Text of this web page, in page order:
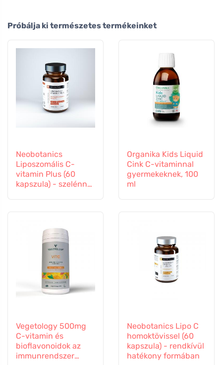
Próbálja ki természetes termékeinket
Neobotanics
Liposzomális C-
vitamin Plus (60
kapszula) - szelénnel
Organika Kids Liquid
Cink C-vitaminnal
gyermekeknek, 100
ml
Vegetology 500mg
C-vitamin és
bioflavonoidok az
immunrendszer
Neobotanics Lipo C
homoktövissel (60
kapszula) - rendkívül
hatékony formában